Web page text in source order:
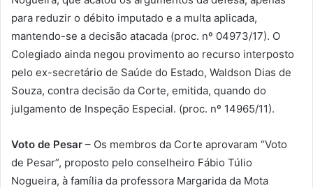
para reduzir o débito imputado e a multa aplicada,
mantendo-se a decisão atacada (proc. nº 04973/17). O
Colegiado ainda negou provimento ao recurso interposto
pelo ex-secretário de Saúde do Estado, Waldson Dias de
Souza, contra decisão da Corte, emitida, quando do
julgamento de Inspeção Especial. (proc. nº 14965/11).
Voto de Pesar – Os membros da Corte aprovaram “Voto
de Pesar”, proposto pelo conselheiro Fábio Túlio
Nogueira, à família da professora Margarida da Mota